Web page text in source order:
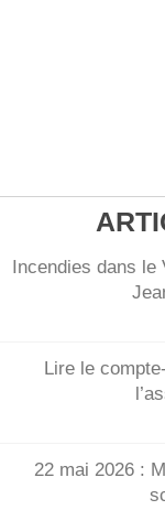
Incendies dans le
Lire le
22 mai 2026 :